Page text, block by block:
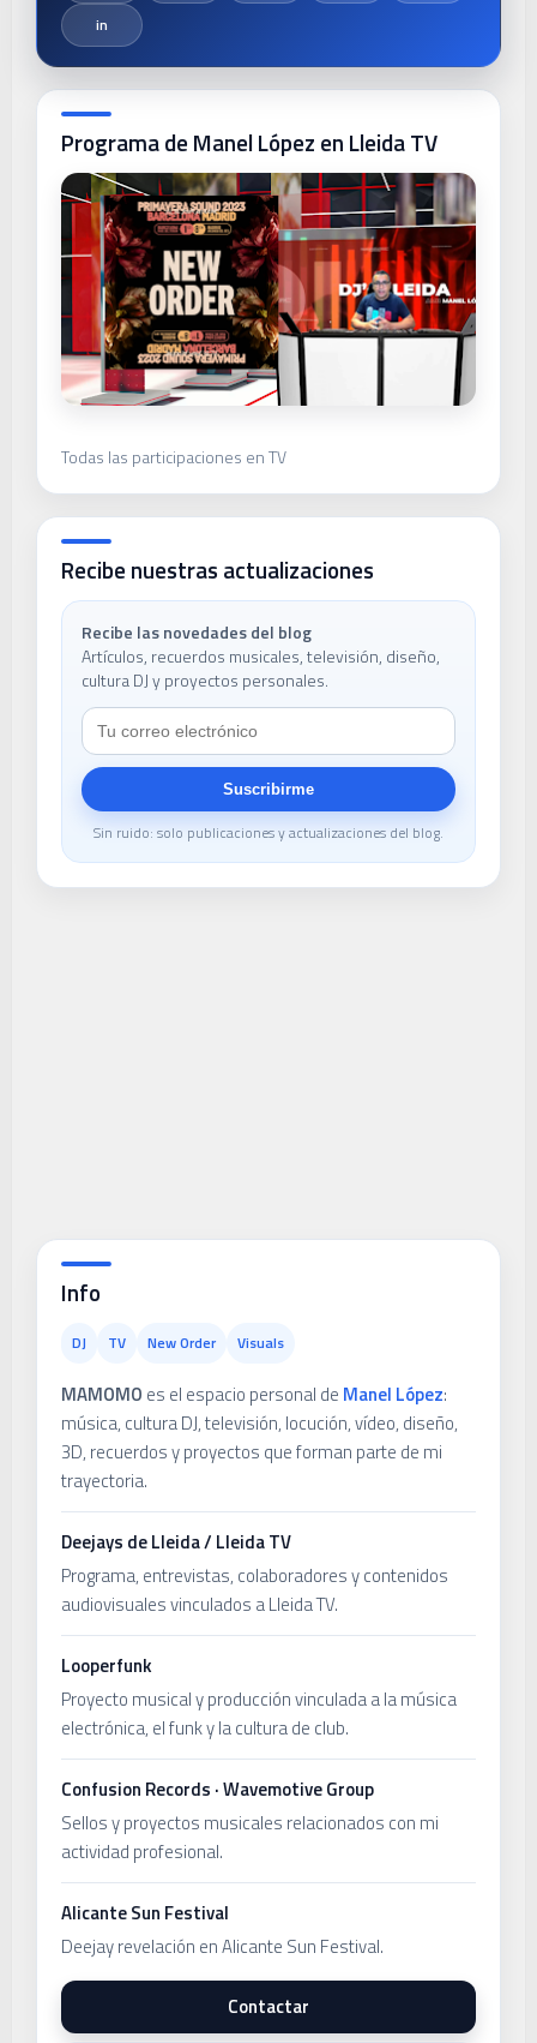
Programa de Manel López en Lleida TV
Todas las participaciones en TV
Recibe nuestras actualizaciones
Recibe las novedades del blog
Artículos, recuerdos musicales, televisión, diseño,
cultura DJ y proyectos personales.
Suscribirme
Sin ruido: solo publicaciones y actualizaciones del blog.
Info
DJ TV New Order Visuals
MAMOMO es el espacio personal de Manel López:
música, cultura DJ, televisión, locución, vídeo, diseño,
3D, recuerdos y proyectos que forman parte de mi
trayectoria.
Deejays de Lleida / Lleida TV
Programa, entrevistas, colaboradores y contenidos
audiovisuales vinculados a Lleida TV.
Looperfunk
Proyecto musical y producción vinculada a la música
electrónica, el funk y la cultura de club.
Confusion Records · Wavemotive Group
Sellos y proyectos musicales relacionados con mi
actividad profesional.
Alicante Sun Festival
Deejay revelación en Alicante Sun Festival.
Contactar